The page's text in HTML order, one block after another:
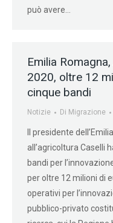
può avere…
Emilia
2020, oltre 12
cinque bandi
Notizie Di Migrazione
Il presidente
all’agricoltura Caselli
bandi per
per oltre 12 milioni di
operativi per
pubblico-privato